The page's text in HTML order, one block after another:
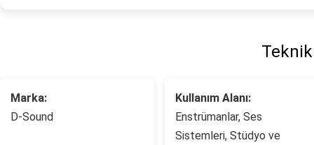
Marka:
D-Sound
Kullanım Alanı:
Enstrümanlar, Ses
Sistemleri, Stüdyo ve